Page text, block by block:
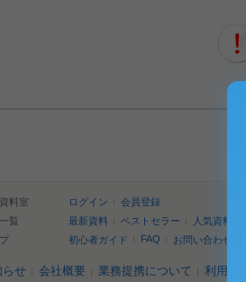
料室 ログイン
会員登録
覧
最新資料 ベストセラー 人気資料
初心者ガイド FAQ お問い合わせ
らせ 会社概要 業務提携について 利用規約